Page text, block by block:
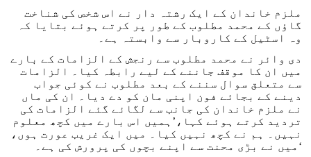
ملزم خاندان کے ایک رشتہ دار نے اس شخص کی شناخت
گاؤں کے محمد مطلوب کے طور پر کرتے ہوئے بتایا کہ
وہ اسٹیل کے کاروبار سے وابستہ ہے۔
دی وائر نے محمد مطلوب سے رنجش کے الزامات کے بارے
میں ان کا موقف جاننے کے لیے رابطہ کیا۔ الزامات
سے متعلق سوال سننے کے بعد مطلوب نے کوئی جواب
دینے کے بجائے فون اپنی مان کو دے دیا۔ ان کی ماں
نے ملزم خاندان کی جانب سے لگائے گئے الزامات کی
تردید کرتے ہوئے کہا،’ہمیں اس بارے میں کچھ معلوم
نہیں۔ ہم نے کچھ نہیں کیا۔ میں ایک غریب عورت ہوں،
میں نے بڑی محنت سے اپنے بچوں کی پرورش کی ہے۔‘